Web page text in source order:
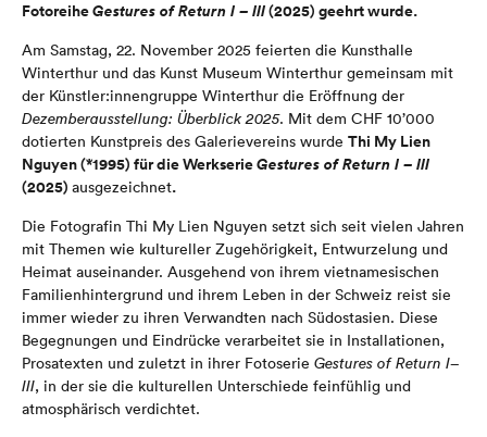
FotoreiheGestures of Return I – III(2025) geehrt wurde.
Am Samstag, 22. November 2025 feierten die Kunsthalle
Winterthur und das Kunst Museum Winterthur gemeinsam mit
der Künstler:innengruppe Winterthur die Eröffnung der
Dezemberausstellung: Überblick 2025. Mit dem CHF 10’000
dotierten Kunstpreis des Galerievereins wurde Thi My Lien
Nguyen (*1995) für die WerkserieGestures of Return I – III
(2025) ausgezeichnet.
Die Fotografin Thi My Lien Nguyen setzt sich seit vielen Jahren
mit Themen wie kultureller Zugehörigkeit, Entwurzelung und
Heimat auseinander. Ausgehend von ihrem vietnamesischen
Familienhintergrund und ihrem Leben in der Schweiz reist sie
immer wieder zu ihren Verwandten nach Südostasien. Diese
Begegnungen und Eindrücke verarbeitet sie in Installationen,
Prosatexten und zuletzt in ihrer Fotoserie Gestures of Return I–
III, in der sie die kulturellen Unterschiede feinfühlig und
atmosphärisch verdichtet.